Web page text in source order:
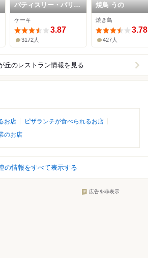
パティスリー・パリセ
ヴェイユ
ケーキ
3.87
3172人
焼鳥 うの
焼き鳥
3.78
427人
丘のレストラン情報を見る
お店
ピザランチが食べられるお店
のお店
の情報をすべて表示する
広告を非表示